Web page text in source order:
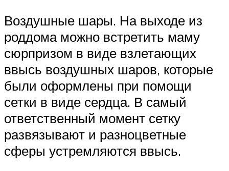
Воздушные шары. На выходе из
роддома можно встретить маму
сюрпризом в виде взлетающих
ввысь воздушных шаров, которые
были оформлены при помощи
сетки в виде сердца. В самый
ответственный момент сетку
развязывают и разноцветные
сферы устремляются ввысь.